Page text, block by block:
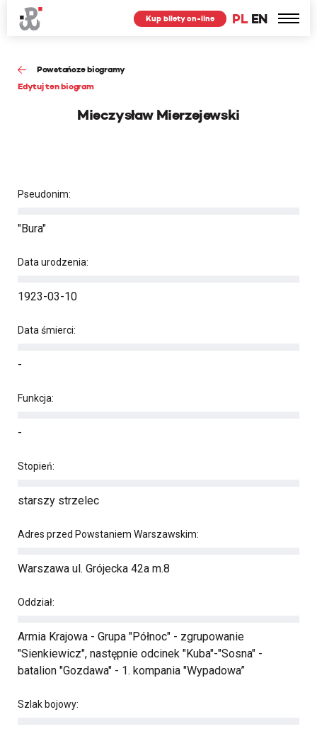
PL EN
Kup bilety on-line
Powstańcze biogramy
Edytuj ten biogram
Mieczysław Mierzejewski
Pseudonim:
"Bura"
Data urodzenia:
1923-03-10
Data śmierci:
-
Funkcja:
-
Stopień:
starszy strzelec
Adres przed Powstaniem Warszawskim:
Warszawa ul. Grójecka 42a m.8
Oddział:
Armia Krajowa - Grupa "Północ" - zgrupowanie
"Sienkiewicz", następnie odcinek "Kuba"-"Sosna" -
batalion "Gozdawa" - 1. kompania "Wypadowa”
Szlak bojowy: